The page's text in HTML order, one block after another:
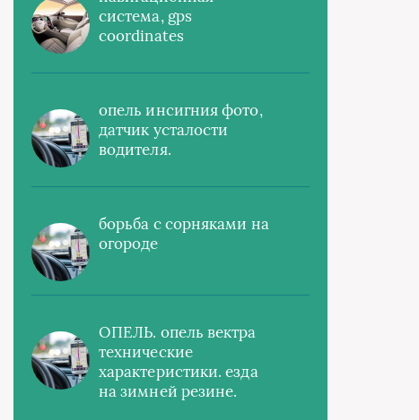
система, gps
coordinates
опель инсигния фото,
датчик усталости
водителя.
борьба с сорняками на
огороде
ОПЕЛЬ. опель вектра
технические
характеристики. езда
на зимней резине.